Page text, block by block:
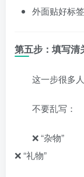
外面贴好标签
第五步：填写清
这一步很多人
不要乱写：
❌ “杂物”
❌ “礼物”